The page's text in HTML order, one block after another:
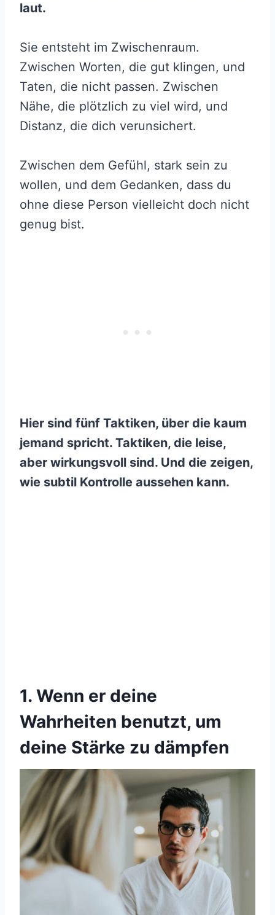
laut.
Sie entsteht im Zwischenraum.
Zwischen Worten, die gut klingen, und
Taten, die nicht passen. Zwischen
Nähe, die plötzlich zu viel wird, und
Distanz, die dich verunsichert.
Zwischen dem Gefühl, stark sein zu
wollen, und dem Gedanken, dass du
ohne diese Person vielleicht doch nicht
genug bist.
Hier sind fünf Taktiken, über die kaum
jemand spricht. Taktiken, die leise,
aber wirkungsvoll sind. Und die zeigen,
wie subtil Kontrolle aussehen kann.
1. Wenn er deine
Wahrheiten benutzt, um
deine Stärke zu dämpfen